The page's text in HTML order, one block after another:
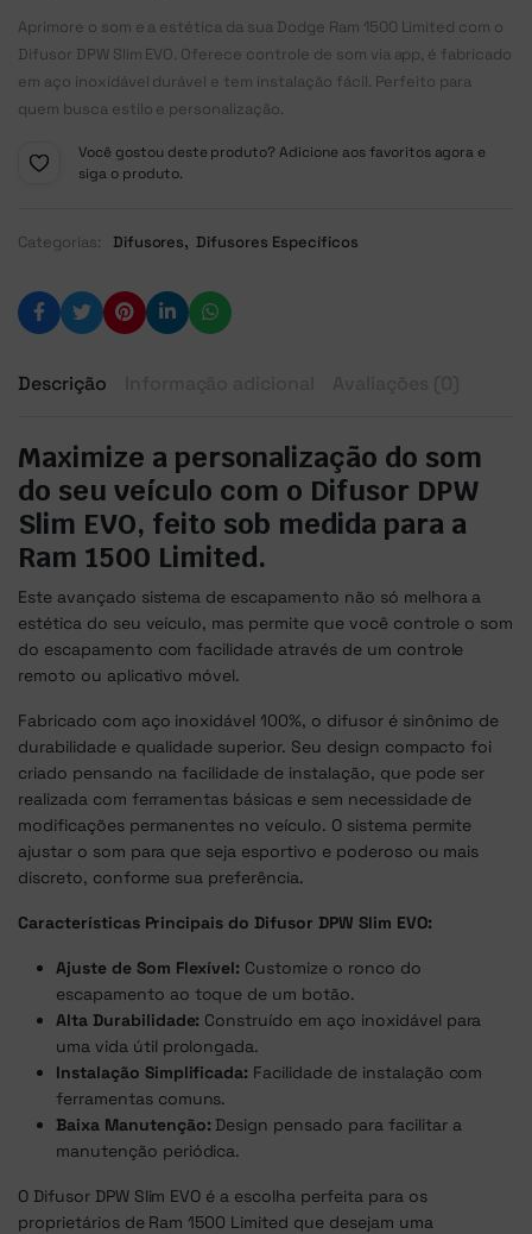
Aprimore o som e a estética da sua Dodge Ram 1500 Limited com o
Difusor DPW Slim EVO. Oferece controle de som via app, é fabricado
em aço inoxidável durável e tem instalação fácil. Perfeito para
quem busca estilo e personalização.
Você gostou deste produto? Adicione aos favoritos agora e
siga o produto.
Categorias: Difusores, Difusores Específicos
Descrição
Maximize a personalização do som
do seu veículo com o Difusor DPW
Slim EVO, feito sob medida para a
Ram 1500 Limited.
Este avançado sistema de escapamento não só melhora a
estética do seu veículo, mas permite que você controle o som
do escapamento com facilidade através de um controle
remoto ou aplicativo móvel.
Fabricado com aço inoxidável 100%, o difusor é sinônimo de
durabilidade e qualidade superior. Seu design compacto foi
criado pensando na facilidade de instalação, que pode ser
realizada com ferramentas básicas e sem necessidade de
modificações permanentes no veículo. O sistema permite
ajustar o som para que seja esportivo e poderoso ou mais
discreto, conforme sua preferência.
Características Principais do Difusor DPW Slim EVO:
Ajuste de Som Flexível: Customize o ronco do
escapamento ao toque de um botão.
Alta Durabilidade: Construído em aço inoxidável para
uma vida útil prolongada.
Instalação Simplificada: Facilidade de instalação com
ferramentas comuns.
Baixa Manutenção: Design pensado para facilitar a
manutenção periódica.
O Difusor DPW Slim EVO é a escolha perfeita para os
proprietários de Ram 1500 Limited que desejam uma